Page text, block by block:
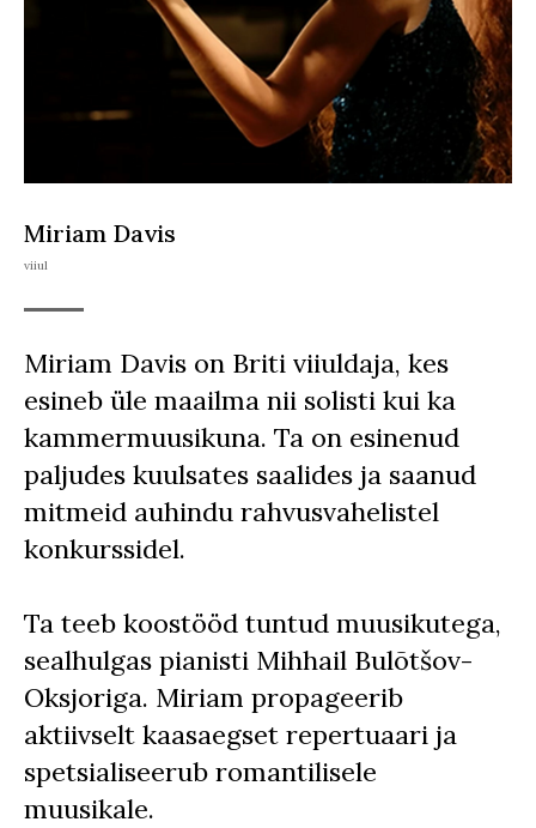
Miriam Davis
viiul
Miriam Davis on Briti viiuldaja, kes
esineb üle maailma nii solisti kui ka
kammermuusikuna. Ta on esinenud
paljudes kuulsates saalides ja saanud
mitmeid auhindu rahvusvahelistel
konkurssidel.
Ta teeb koostööd tuntud muusikutega,
sealhulgas pianisti Mihhail Bulõtšov-
Oksjoriga. Miriam propageerib
aktiivselt kaasaegset repertuaari ja
spetsialiseerub romantilisele
muusikale.